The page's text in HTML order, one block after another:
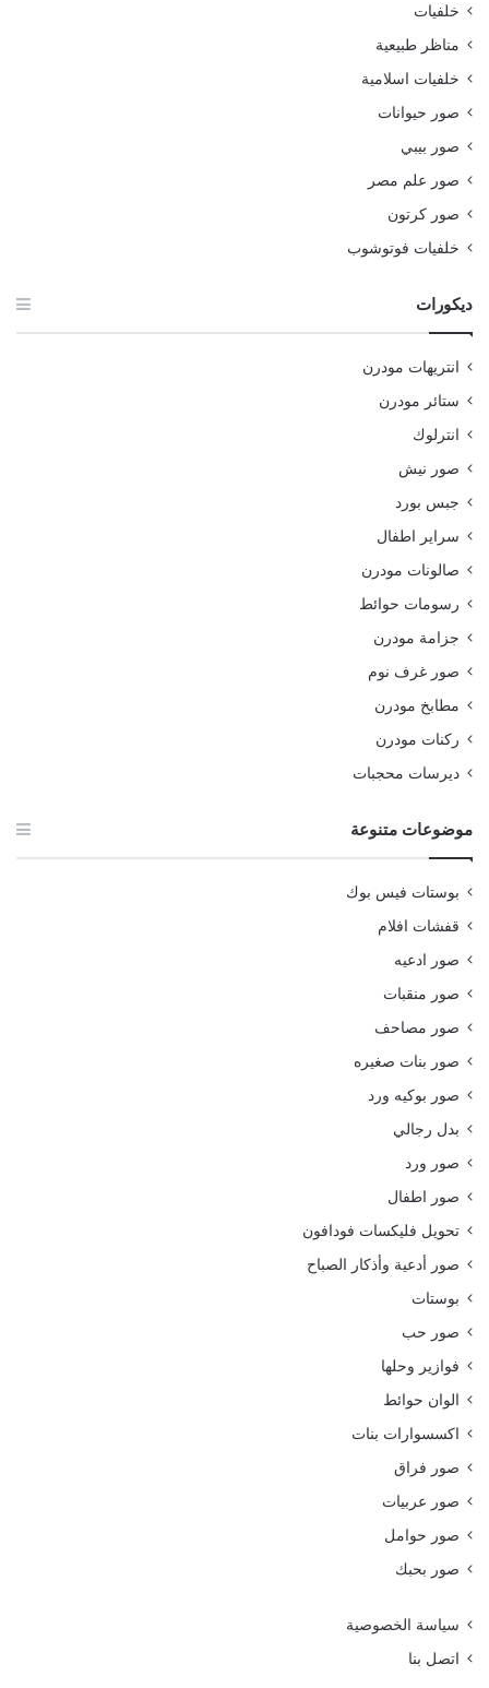
خلفيات
مناظر طبيعية
خلفيات اسلامية
صور حيوانات
صور بيبي
صور علم مصر
صور كرتون
خلفيات فوتوشوب
ديكورات
انتريهات مودرن
ستائر مودرن
انترلوك
صور نيش
جبس بورد
سراير اطفال
صالونات مودرن
رسومات حوائط
جزامة مودرن
صور غرف نوم
مطابخ مودرن
ركنات مودرن
ديرسات محجبات
موضوعات متنوعة
بوستات فيس بوك
قفشات افلام
صور ادعيه
صور منقبات
صور مصاحف
صور بنات صغيره
صور بوكيه ورد
بدل رجالي
صور ورد
صور اطفال
تحويل فليكسات فودافون
صور أدعية وأذكار الصباح
بوستات
صور حب
فوازير وحلها
الوان حوائط
اكسسوارات بنات
صور فراق
صور عربيات
صور حوامل
صور بحبك
سياسة الخصوصية
اتصل بنا